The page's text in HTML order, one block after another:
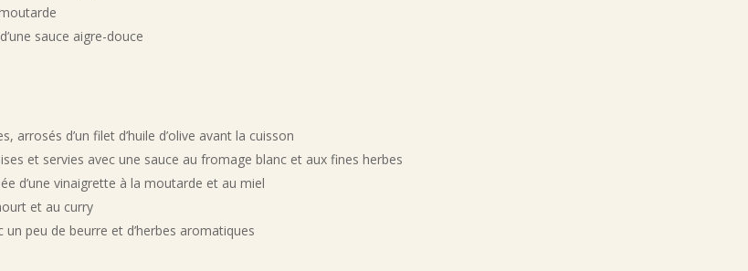
sauce aigre-douce
d’un filet d’huile d’olive avant la cuisson
et servies avec une sauce au fromage blanc et aux fines herbes
d’une vinaigrette à la moutarde et au miel
et au curry
peu de beurre et d’herbes aromatiques